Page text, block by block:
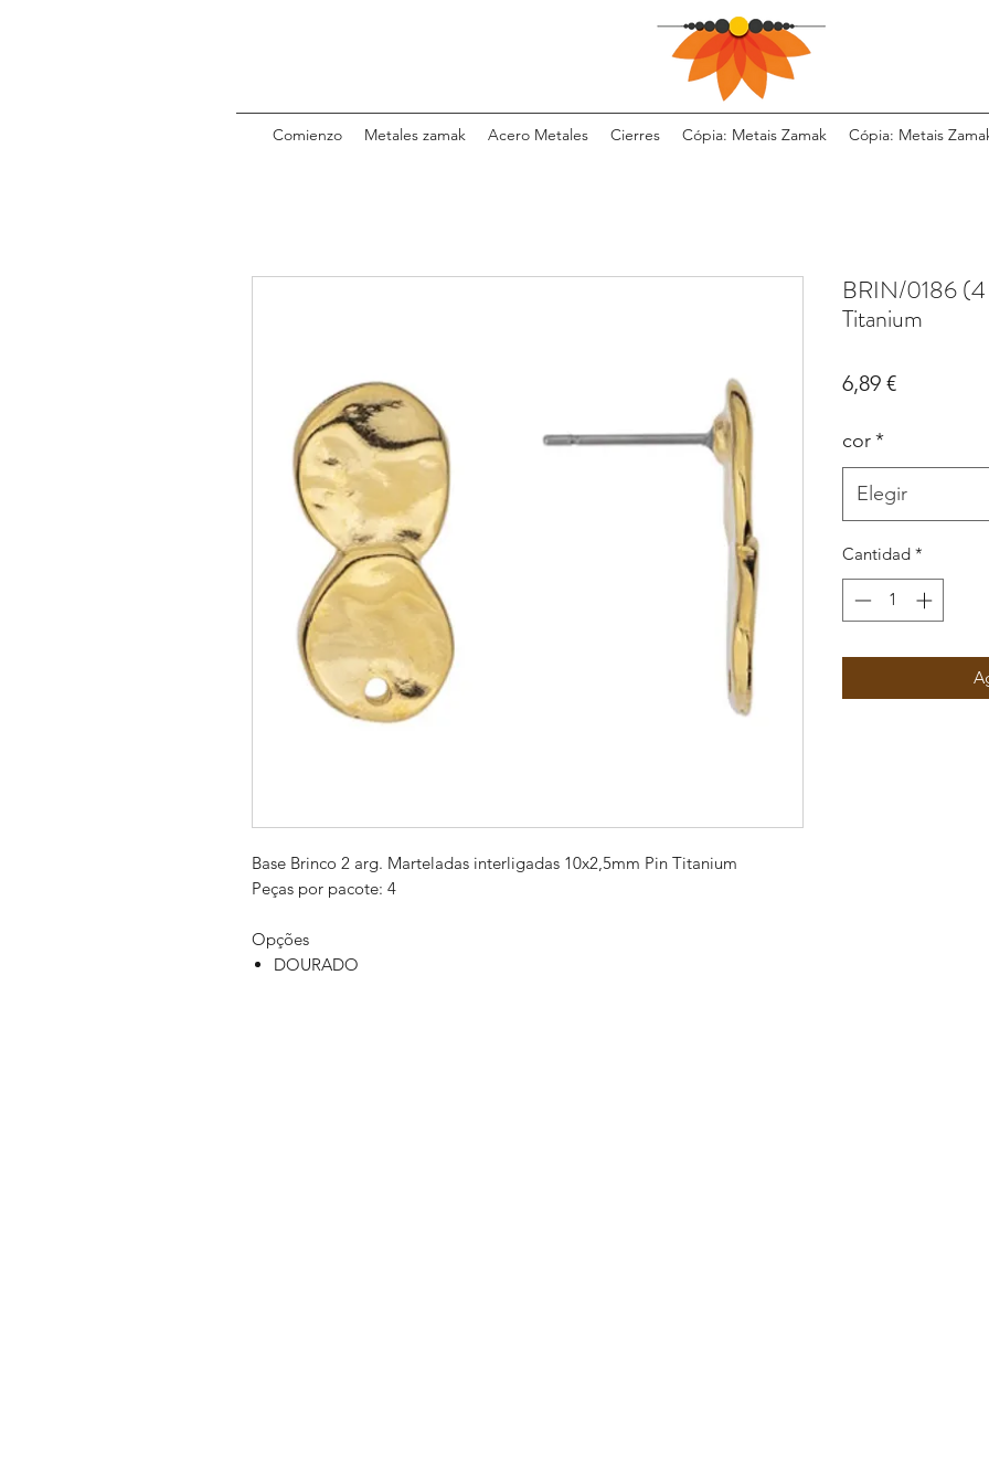
Comienzo Metales zamak Acero Metales Cierres Cópia: Metais Zamak Cópia: Metais
Base Brinco 2 arg. Marteladas interligadas 10x2,5mm Pin Titanium
Peças por pacote: 4
Opções
DOURADO
BRIN/0186
Titanium
6,89 €Precio
cor*
Elegir
Cantidad *